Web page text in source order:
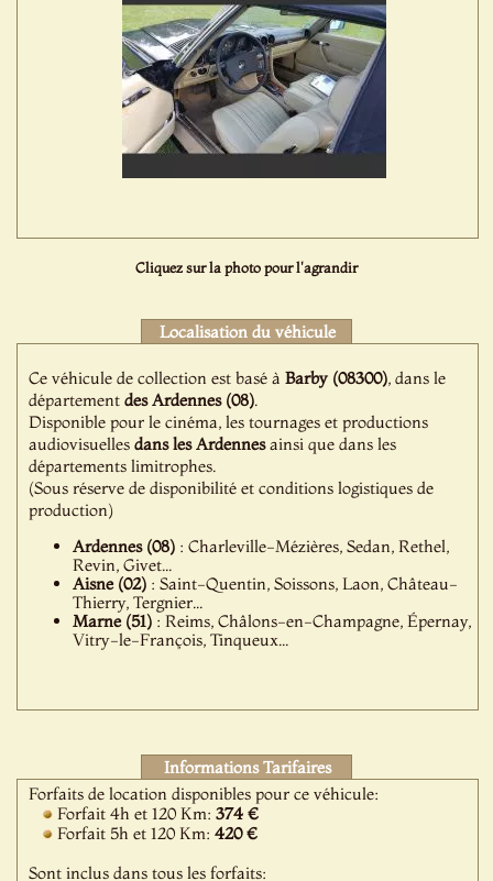
Cliquez sur la photo pour l'agrandir
Localisation du véhicule
Ce véhicule de collection est basé àBarby (08300), dans le
départementdes Ardennes (08).
Disponible pour le cinéma, les tournages et productions
audiovisuellesdans les Ardennesainsi que dans les
départements limitrophes.
(Sous réserve de disponibilité et conditions logistiques de
production)
Ardennes (08) : Charleville-Mézières, Sedan, Rethel,
Revin, Givet...
Aisne (02) : Saint-Quentin, Soissons, Laon, Château-
Thierry, Tergnier...
Marne (51) : Reims, Châlons-en-Champagne, Épernay,
Vitry-le-François, Tinqueux...
Informations Tarifaires
Forfaits de location disponibles pour ce véhicule:
Forfait 4h et 120 Km:374 €
Forfait 5h et 120 Km:420 €
Sont inclus dans tous les forfaits: